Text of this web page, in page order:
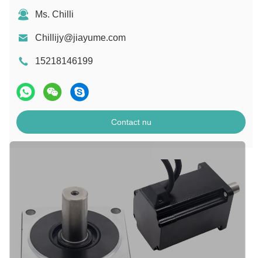
Ms. Chilli
Chillijy@jiayume.com
15218146199
Contact nu